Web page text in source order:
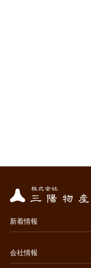
新着情報
会社情報